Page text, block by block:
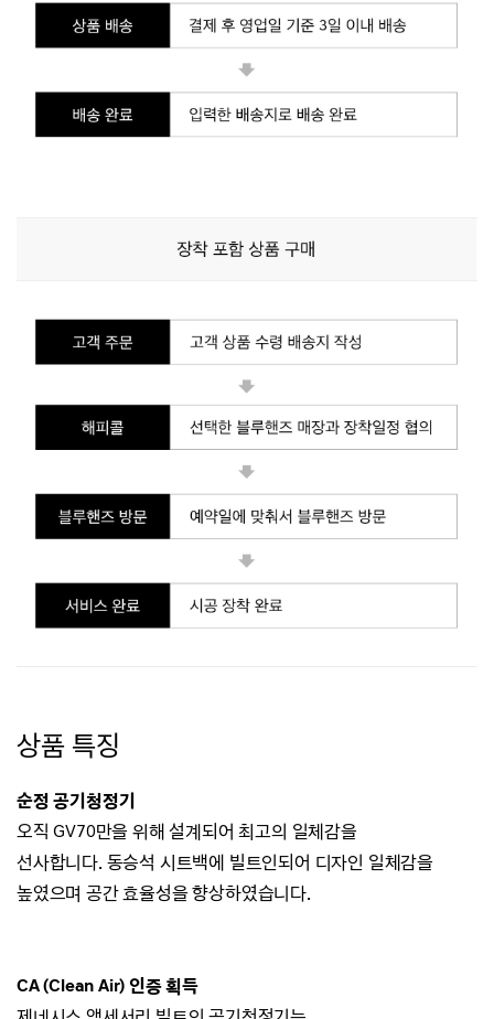
상품 특징
순정 공기청정기
오직 GV70만을 위해 설계되어 최고의 일체감을
선사합니다. 동승석 시트백에 빌트인되어 디자인 일체감을
높였으며 공간 효율성을 향상하였습니다.
CA (Clean Air) 인증 획득